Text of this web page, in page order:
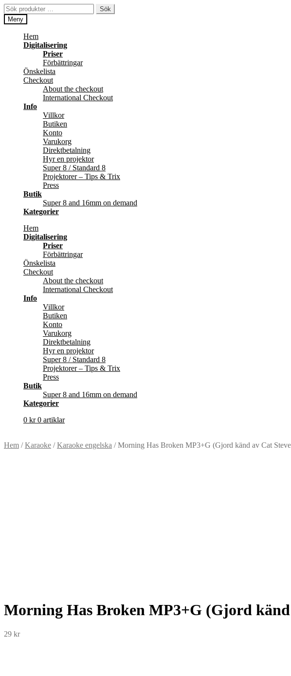
Hoppa
till
navigering
Hoppa
till
innehåll
Sök
efter:
Sök
Meny
Hem
Digitalisering
Priser
Förbättringar
Önskelista
Checkout
About the checkout
International Checkout
Info
Villkor
Butiken
Konto
Varukorg
Direktbetalning
Hyr en projektor
Super 8 / Standard 8
Projektorer – Tips & Trix
Press
Butik
Super 8 and 16mm on demand
Kategorier
Hem
Digitalisering
Priser
Förbättringar
Önskelista
Checkout
About the checkout
International Checkout
Info
Villkor
Butiken
Konto
Varukorg
Direktbetalning
Hyr en projektor
Super 8 / Standard 8
Projektorer – Tips & Trix
Press
Butik
Super 8 and 16mm on demand
Kategorier
0 kr 0 artiklar
Hem /Karaoke /Karaoke engelska /Morning Has Broken MP3+G (Gjord känd av Cat
Morning Has Broken MP3+G (Gjord känd
29 kr